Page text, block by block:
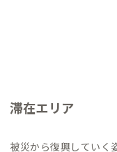
滞在エリア
被災から復興していく